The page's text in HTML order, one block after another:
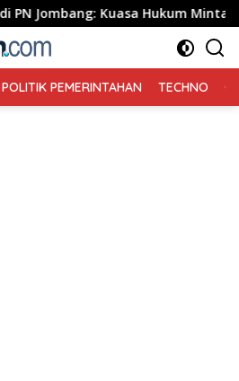
Kuasa Hukum Minta Tiga
POLITIK PEMERINTAHAN TECHNO